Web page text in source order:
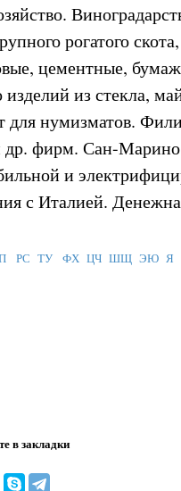
рогатого
цементные,
изделий из стекла,
для нумизматов.
фирм. Сан-Марино
и
с Италией.
РС ТУ ФХ ЦЧ ШЩ ЭЮ Я
в закладки